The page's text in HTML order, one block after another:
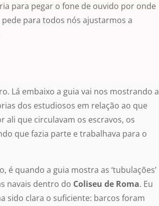
para pegar o fone de ouvido por onde
para todos nós ajustarmos a
Lá embaixo a guia vai nos mostrando a
dos estudiosos em relação ao que
ali que circulavam os escravos, os
que fazia parte e trabalhava para o
quando a guia mostra as ‘tubulações’
navais dentro do Coliseu de Roma. Eu
sido clara o suficiente: barcos foram